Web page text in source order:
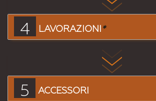
4 LAVORAZIONI*
5 ACCESSORI